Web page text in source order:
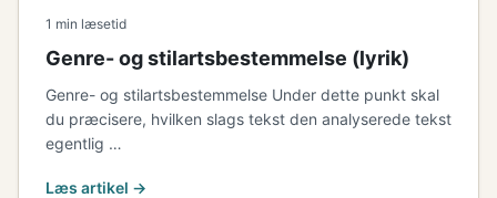
1 min læsetid
Genre- og stilartsbestemmelse (lyrik)
Genre- og stilartsbestemmelse Under dette punkt skal
du præcisere, hvilken slags tekst den analyserede tekst
egentlig …
Læs artikel →